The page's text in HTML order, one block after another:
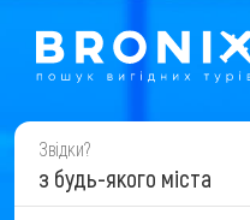
Звідки?
з будь-якого міста